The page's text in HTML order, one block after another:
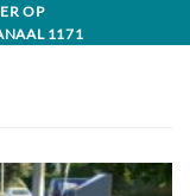
OP
1171